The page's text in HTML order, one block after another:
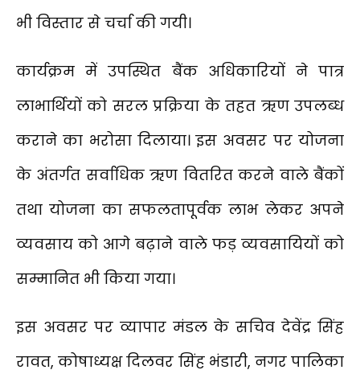
भी विस्तार से चर्चा की गयी।
कार्यक्रम में उपस्थित बैंक अधिकारियों ने पात्र
लाभार्थियों को सरल प्रक्रिया के तहत ऋण उपलब्ध
कराने का भरोसा दिलाया। इस अवसर पर योजना
के अंतर्गत सर्वाधिक ऋण वितरित करने वाले बैंकों
तथा योजना का सफलतापूर्वक लाभ लेकर अपने
व्यवसाय को आगे बढ़ाने वाले फड़ व्यवसायियों को
सम्मानित भी किया गया।
इस अवसर पर व्यापार मंडल के सचिव देवेंद्र सिंह
रावत, कोषाध्यक्ष दिलवर सिंह भंडारी, नगर पालिका